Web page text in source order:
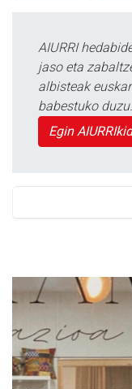
AIURRI
jaso eta
albisteak
babestuko duzu.
Egin